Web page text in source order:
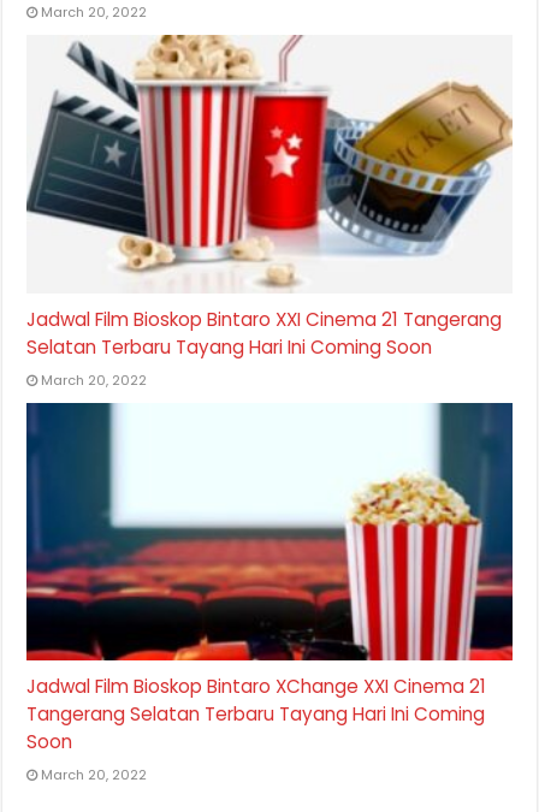
March 20, 2022
Jadwal Film Bioskop Bintaro XXI Cinema 21 Tangerang
Selatan Terbaru Tayang Hari Ini Coming Soon
March 20, 2022
Jadwal Film Bioskop Bintaro XChange XXI Cinema 21
Tangerang Selatan Terbaru Tayang Hari Ini Coming
Soon
March 20, 2022